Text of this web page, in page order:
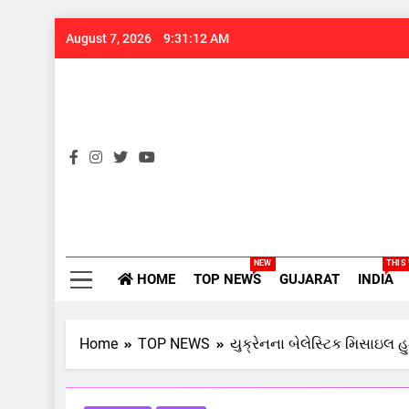
August 7, 2026 9:31:13 AM
HOME TOP NEWS
NEW
GUJARAT INDIA
THIS
Home TOP NEWS યુક્રેનના બેલેસ્ટિક મિસાઇલ